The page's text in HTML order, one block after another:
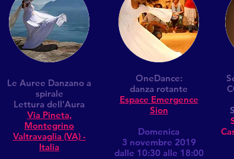
Le Auree Danzano a
spirale
Lettura dell'Aura
Via Pineta,
Montegrino
Valtravaglia (VA) -
Italia
OneDance:
danza rotante
Espace Emergence
Sion
Domenica
3 novembre 2019
dalle 10:30 alle 18:00